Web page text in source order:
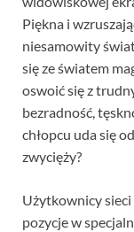
Piękna i
niesamowity
się ze światem
oswoić się z
bezradność,
chłopcu uda się
zwycięży?
Użytkownicy
pozycje w